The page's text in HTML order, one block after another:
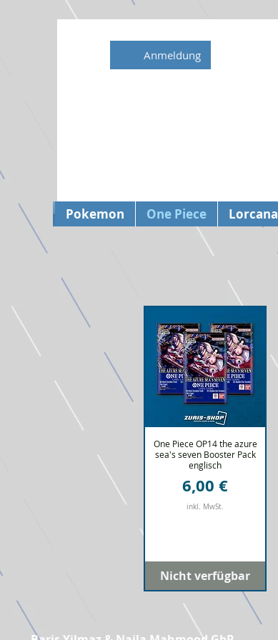
Anmeldung
Pokemon One Piece Lorcana
Schnellansicht
One Piece OP14 the azure
sea's seven Booster Pack
englisch
Preis
6,00 €
inkl. MwSt.
Nicht verfügbar